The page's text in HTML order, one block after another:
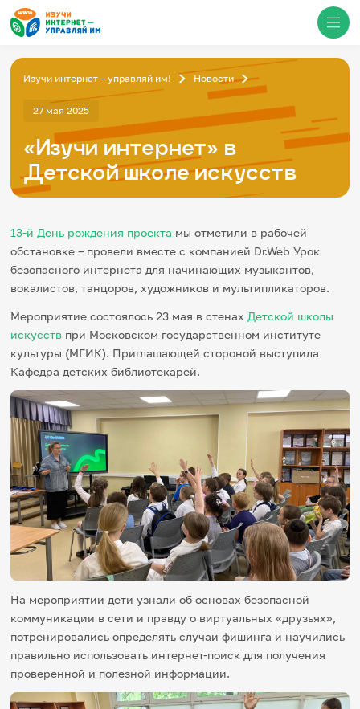
Медиацентр
О проекте
Новости
Фотогалерея
Видео
Кибершкола
Итоги событий
Личный кабинет
English
Итоги событий
Игры и тренажеры
Игра «Знания»
Знания в тестах
Викторина
Словарь
Настолка
Памятки
Комиксы
Стихи
Педагогам
Школа наставников
Методика
Секреты кода
Незрячим
Регистрация Вход
Задать вопрос
Изучи интернет – управляй им! Новости
27 мая 2025
«Изучи интернет» в
Детской школе искусств
13-й День рождения проекта мы отметили в рабочей
обстановке – провели вместе с компанией Dr.Web Урок
безопасного интернета для начинающих музыкантов,
вокалистов, танцоров, художников и мультипликаторов.
Мероприятие состоялось 23 мая в стенах Детской школы
искусств при Московском государственном институте
культуры (МГИК). Приглашающей стороной выступила
Кафедра детских библиотекарей.
На мероприятии дети узнали об основах безопасной
коммуникации в сети и правду о виртуальных «друзьях»,
потренировались определять случаи фишинга и научились
правильно использовать интернет-поиск для получения
проверенной и полезной информации.